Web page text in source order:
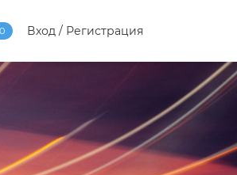
0 Вход/ Регистрация